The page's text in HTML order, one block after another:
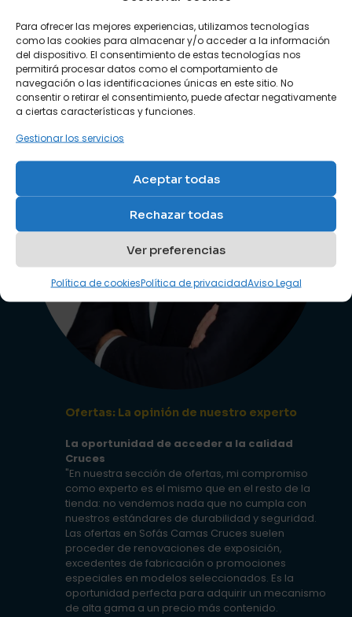
Para ofrecer las mejores experiencias, utilizamos tecnologías
como las cookies para almacenar y/o acceder a la información
del dispositivo. El consentimiento de estas tecnologías nos
permitirá procesar datos como el comportamiento de
navegación o las identificaciones únicas en este sitio. No
consentir o retirar el consentimiento, puede afectar negativamente
a ciertas características y funciones.
Gestionar los servicios
Aceptar todas
Rechazar todas
Ver preferencias
Política de cookiesPolítica de privacidadAviso Legal
Ofertas: La opinión de nuestro experto
La oportunidad de acceder a la calidad
Cruces
"En nuestra sección de ofertas, mi compromiso
como experto es el mismo que en el resto de la
tienda: no vendemos nada que no cumpla con
nuestros estándares de durabilidad y seguridad.
Las ofertas en Sofás Camas Cruces suelen
proceder de renovaciones de exposición,
excedentes de fabricación o promociones
especiales en modelos seleccionados. Es la
oportunidad perfecta para adquirir un mecanismo
de alta gama a un precio más contenido.